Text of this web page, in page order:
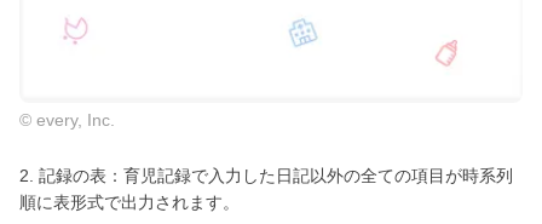
© every, Inc.
2. 記録の表：育児記録で入力した日記以外の全ての項目が時系列
順に表形式で出力されます。